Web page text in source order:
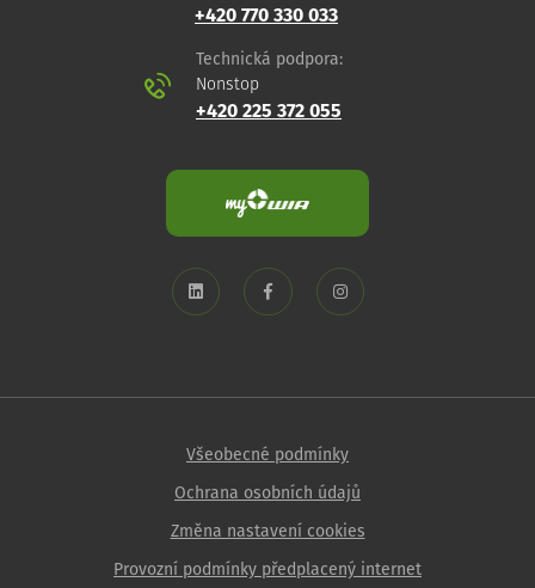
+420 770 330 033
Technická podpora:
Nonstop
+420 225 372 055
Všeobecné podmínky
Ochrana osobních údajů
Změna nastavení cookies
Provozní podmínky předplacený internet